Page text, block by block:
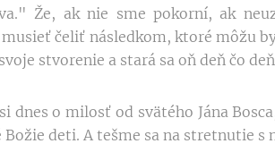
Že, ak nie sme pokorní, ak
čeliť následkom, ktoré môžu
stvorenie a stará sa oň deň čo
dnes o milosť od svätého Jána
Božie deti. A tešme sa na stretnutie s